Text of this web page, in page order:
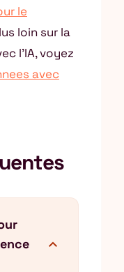
le
loin sur la
l’IA, voyez
avec
expand_more